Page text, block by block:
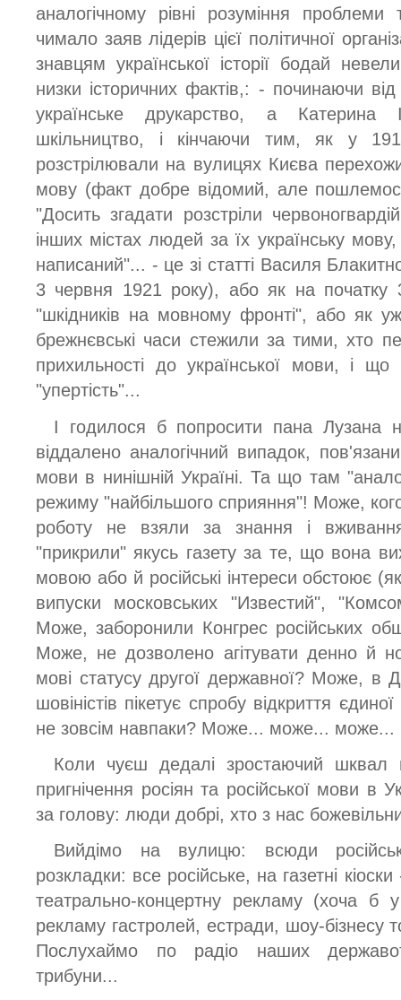
аналогічному рівні розуміння проблеми
чимало заяв лідерів цієї політичної
знавцям української історії бодай
низки історичних фактів,: - починаючи
українське друкарство, а Катерина
шкільництво, і кінчаючи тим, як у
розстрілювали на вулицях Києва
мову (факт добре відомий, але
"Досить згадати розстріли
інших містах людей за їх українську
написаний"... - це зі статті Василя
3 червня 1921 року), або як на початку
"шкідників на мовному фронті", або як
брежнєвські часи стежили за тими, хто
прихильності до української мови, і
"упертість"...
І годилося б попросити пана Лузана
віддалено аналогічний випадок,
мови в нинішній Україні. Та що там
режиму "найбільшого сприяння"! Може,
роботу не взяли за знання і
"прикрили" якусь газету за те, що вона
мовою або й російські інтереси обстоює
випуски московських "Известий",
Може, заборонили Конгрес російських
Може, не дозволено агітувати денно й
мові статусу другої державної? Може, в
шовіністів пікетує спробу відкриття єдиної
не зовсім навпаки? Може... може... може...
Коли чуєш дедалі зростаючий шквал
пригнічення росіян та російської мови в
за голову: люди добрі, хто з нас
Вийдімо на вулицю: всюди
розкладки: все російське, на газетні
театрально-концертну рекламу (хоча б
рекламу гастролей, естради, шоу-бізнесу
Послухаймо по радіо наших
трибуни...